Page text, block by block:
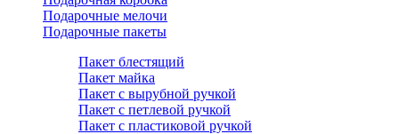
Подарочные мелочи
Подарочные пакеты
Пакет блестящий
Пакет майка
Пакет с вырубной ручкой
Пакет с петлевой ручкой
Пакет с пластиковой ручкой